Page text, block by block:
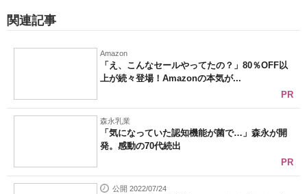
関連記事
Amazon
「え、こんなセールやってたの？」80％OFF以
上が続々登場！Amazonの本気が...
PR
森永乳業
「気になっていた認知機能が菌で…」森永が開
発。感動の70代続出
PR
公開 2022/07/24